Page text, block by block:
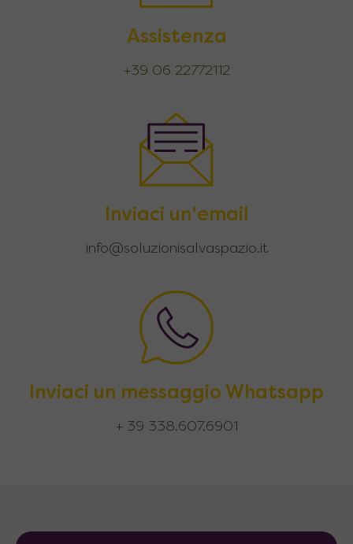
Assistenza
+39 06 22772112
Inviaci un'email
info@soluzionisalvaspazio.it
Inviaci un messaggio Whatsapp
+ 39 338.607.6901